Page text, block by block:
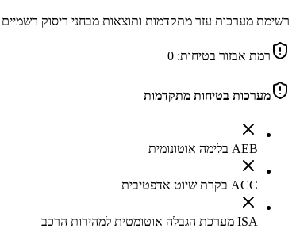
רשימת מערכות עזר מתקדמות ותוצאות מבחני ריסוק רשמיים
רמת אבזור בטיחות: 0
מערכות בטיחות מתקדמות
AEB בלימה אוטונומית
ACC בקרת שיוט אדפטיבית
ISA מערכת הגבלה אוטומטית למהירות הרכב